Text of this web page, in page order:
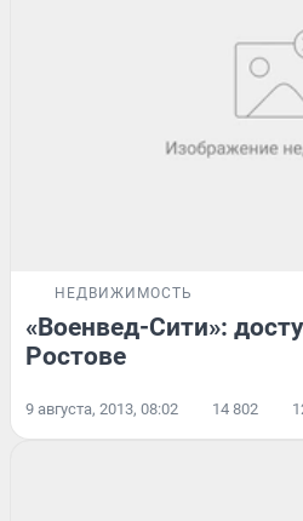
НЕДВИЖИМОСТЬ
«Военвед-Сити»:
Ростове
9 августа, 2013, 08:02 14 802